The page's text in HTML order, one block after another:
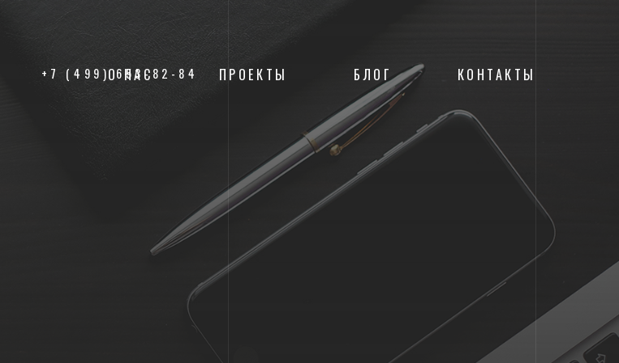
+7 (499) 653-82-84
О НАС ПРОЕКТЫ БЛОГ КОНТАКТЫ